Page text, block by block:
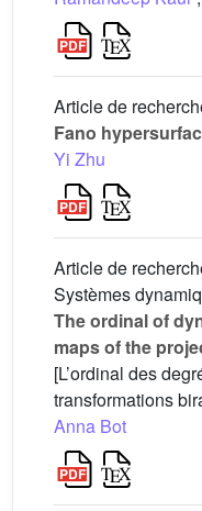
Article de
Fano
Yi Zhu
Article de
Systèmes
The ordinal of
maps of the
[L’ordinal des
transformations
Anna Bot